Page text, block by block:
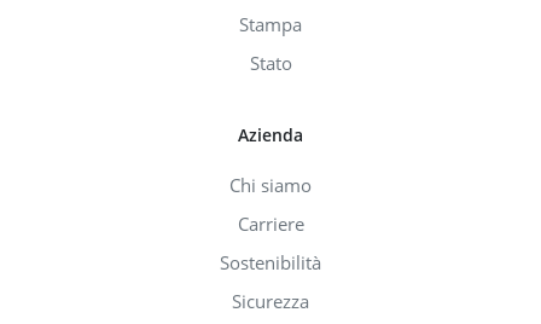
Stampa
Stato
Azienda
Chi siamo
Carriere
Sostenibilità
Sicurezza